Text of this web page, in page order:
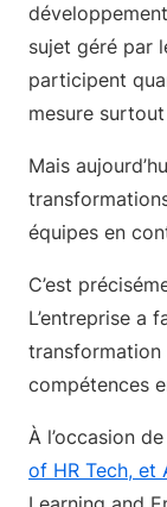
sujet géré par
participent
mesure
Mais
équipes en
C’est
L’entreprise a
transformation
compétences
À l’occasion
of HR Tech, et